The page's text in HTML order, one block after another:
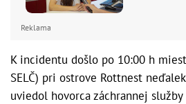
Reklama
K incidentu došlo po 10:00 h
SELČ) pri ostrove Rottnest
uviedol hovorca záchrannej služby